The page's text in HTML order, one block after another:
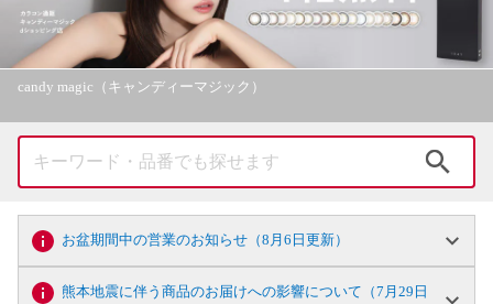
candy magic（キャンディーマジック）
お盆期間中の営業のお知らせ（8月6日更新）
熊本地震に伴う商品のお届けへの影響について（7月29日